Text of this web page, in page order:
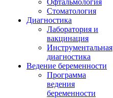
Офтальмология
Стоматология
Диагностика
Лаборатория и
вакцинация
Инструментальная
диагностика
Ведение беременности
Программа
ведения
беременности